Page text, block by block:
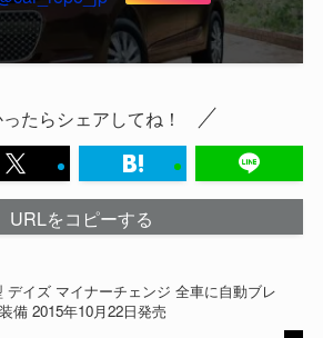
たらシェアしてね！
URLをコピーする
デイズ マイナーチェンジ 全車に自動ブレ
備 2015年10月22日発売